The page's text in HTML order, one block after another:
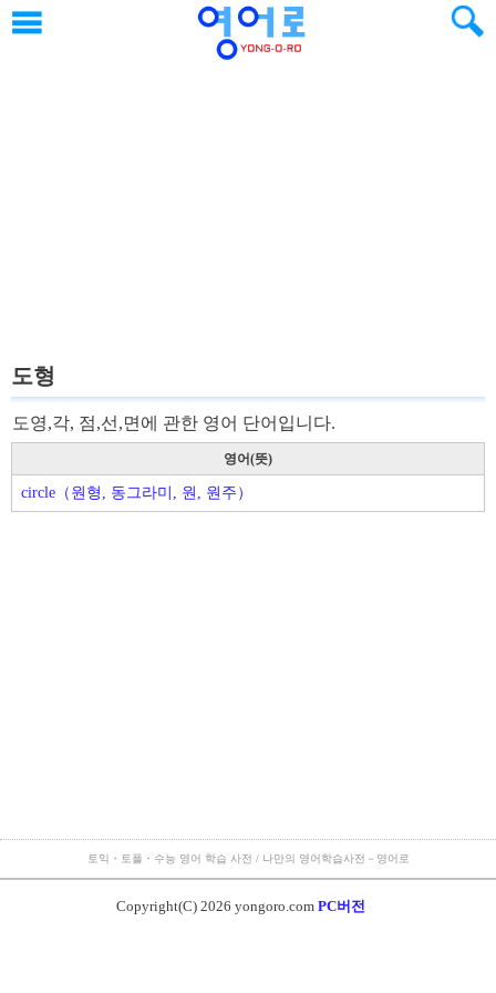
도형
도영,각, 점,선,면에 관한 영어 단어입니다.
영어(뜻)
circle（원형, 동그라미, 원, 원주）
토익・토플・수능 영어 학습 사전 / 나만의 영어학습사전－영어로
Copyright(C) 2026 yongoro.com PC버전